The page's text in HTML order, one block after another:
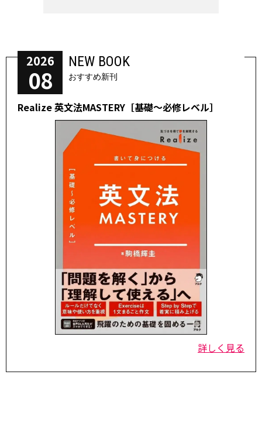
2026
08
NEW BOOK
おすすめ新刊
Realize 英文法MASTERY［基礎～必修レベル］
詳しく見る